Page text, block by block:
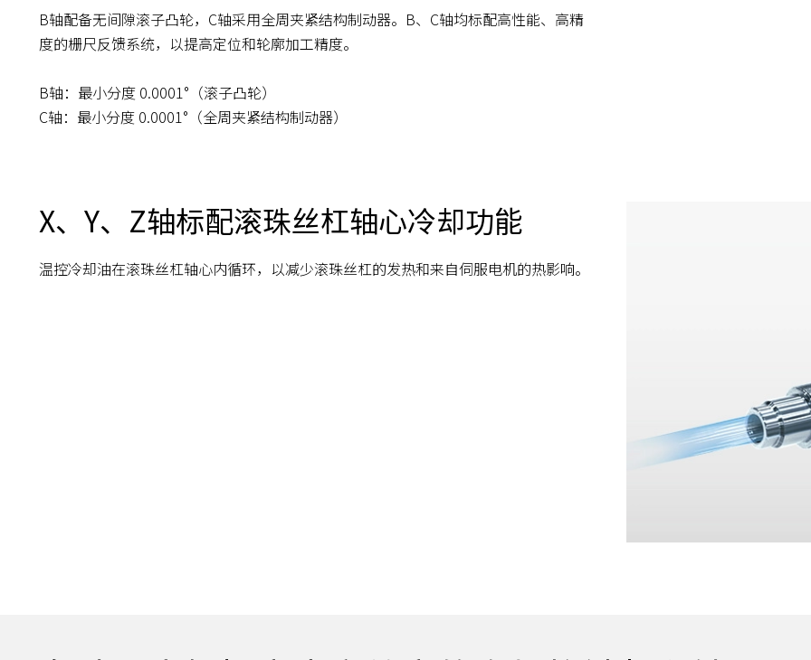
B轴配备无间隙滚子凸轮，C轴采用全周夹紧结构制动器。B、C轴均标配高性能、高精
度的栅尺反馈系统，以提高定位和轮廓加工精度。
B轴：最小分度 0.0001°（滚子凸轮）
C轴：最小分度 0.0001°（全周夹紧结构制动器）
X、Y、Z轴标配滚珠丝杠轴心冷却功能
温控冷却油在滚珠丝杠轴心内循环，以减少滚珠丝杠的发热和来自伺服电机的热影响。